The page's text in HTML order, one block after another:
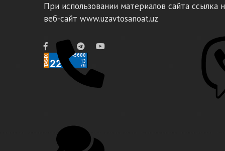
При использовании материалов сайта ссылка
веб-сайт www.uzavtosanoat.uz